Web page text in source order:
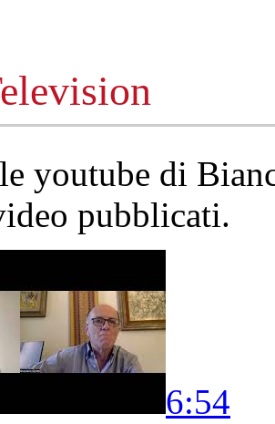
youtube di
pubblicati.
6:54